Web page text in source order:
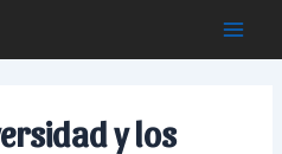
Main
y los